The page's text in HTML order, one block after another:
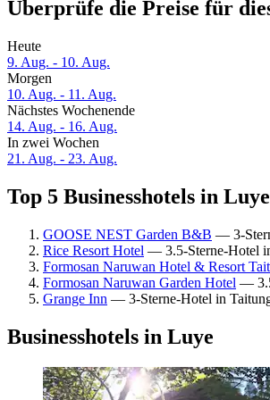
Überprüfe die Preise für
Heute
9. Aug. - 10. Aug.
Morgen
10. Aug. - 11. Aug.
Nächstes Wochenende
14. Aug. - 16. Aug.
In zwei Wochen
21. Aug. - 23. Aug.
Top 5 Businesshotels in
GOOSE NEST Garden B&B — 3-
Rice Resort Hotel — 3.5-Sterne-Hotel
Formosan Naruwan Hotel & Resort
Formosan Naruwan Garden Hotel —
Grange Inn — 3-Sterne-Hotel in
Businesshotels in Luye